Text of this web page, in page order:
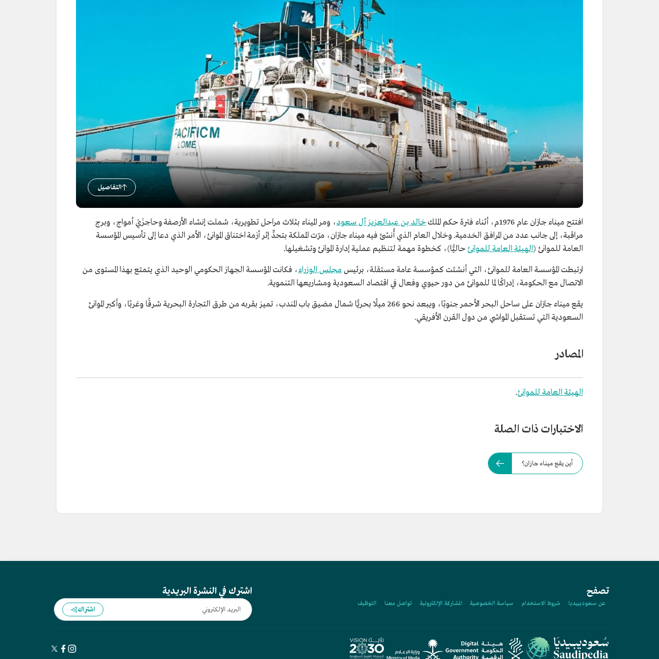
التفاصيل
افتتح ميناء جازان عام 1976م، أثناء فترة حكم الملك خالد بن عبدالعزيز آل سعود، ومر الميناء بثلاث مراحل تطويرية، شملت إنشاء الأرصفة وحاجزَيْ أمواج، وبرج
مراقبة، إلى جانب عدد من المرافق الخدمية. وخلال العام الذي أُنشئ فيه ميناء جازان، مرّت المملكة بتحدٍّ إثر أزمة اختناق الموانئ، الأمر الذي دعا إلى تأسيس المؤسسة
العامة للموانئ (الهيئة العامة للموانئ حاليًّا)، كخطوة مهمة لتنظيم عملية إدارة الموانئ وتشغيلها.
ارتبطت المؤسسة العامة للموانئ، التي أنشئت كمؤسسة عامة مستقلة، برئيس مجلس الوزراء، فكانت المؤسسة الجهاز الحكومي الوحيد الذي يتمتع بهذا المستوى من
الاتصال مع الحكومة، إدراكًا لما للموانئ من دور حيوي وفعال في اقتصاد السعودية ومشاريعها التنموية.
يقع ميناء جازان على ساحل البحر الأحمر جنوبًا، ويبعد نحو 266 ميلًا بحريًّا شمال مضيق باب المندب، تميز بقربه من طرق التجارة البحرية شرقًا وغربًا، وأكبر الموانئ
السعودية التي تستقبل المواشي من دول القرن الأفريقي.
المصادر
الهيئة العامة للموانئ.
الاختبارات ذات الصلة
أين يقع ميناء جازان؟
تصفح
عن سعوديبيديا شروط الاستخدام سياسة الخصوصية المشاركة الإلكترونية تواصل معنا التوظيف
اشترك في النشرة البريدية
اشتراك